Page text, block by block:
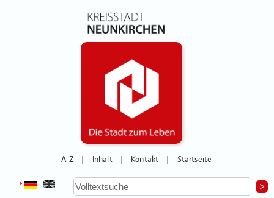
A-Z Inhalt Kontakt Startseite